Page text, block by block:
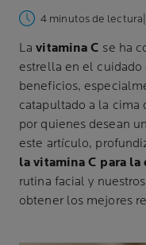
4 minutos de lectura
Lavitamina C se ha
estrella en el
beneficios,
catapultado a la cima
por quienes desean
este artículo,
la vitamina C para la
rutina facial y
obtener los mejores